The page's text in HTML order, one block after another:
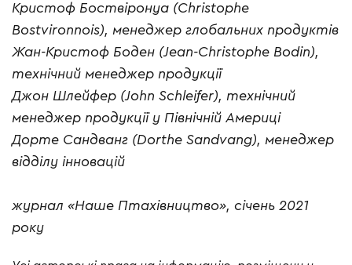
Кристоф Боствіронуа (Christophe
Bostvironnois), менеджер глобальних продуктів
Жан-Кристоф Боден (Jean-Christophe Bodin),
технічний менеджер продукції
Джон Шлейфер (John Schleifer), технічний
менеджер продукції у Північній Америці
Дорте Сандванг (Dorthe Sandvang), менеджер
відділу інновацій
журнал «Наше Птахівництво», січень 2021
року